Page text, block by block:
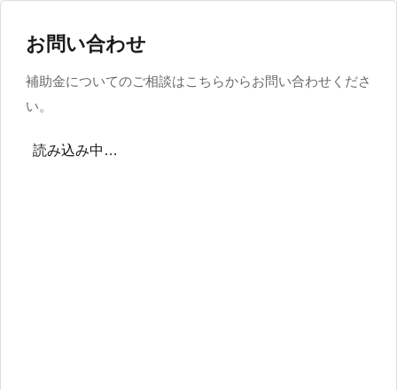
お問い合わせ
補助金についてのご相談はこちらからお問い合わせくださ
い。